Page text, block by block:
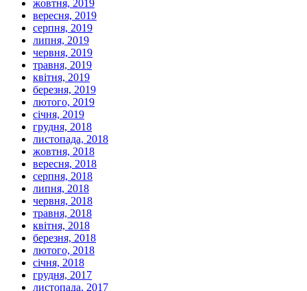
жовтня, 2019
вересня, 2019
серпня, 2019
липня, 2019
червня, 2019
травня, 2019
квітня, 2019
березня, 2019
лютого, 2019
січня, 2019
грудня, 2018
листопада, 2018
жовтня, 2018
вересня, 2018
серпня, 2018
липня, 2018
червня, 2018
травня, 2018
квітня, 2018
березня, 2018
лютого, 2018
січня, 2018
грудня, 2017
листопада, 2017